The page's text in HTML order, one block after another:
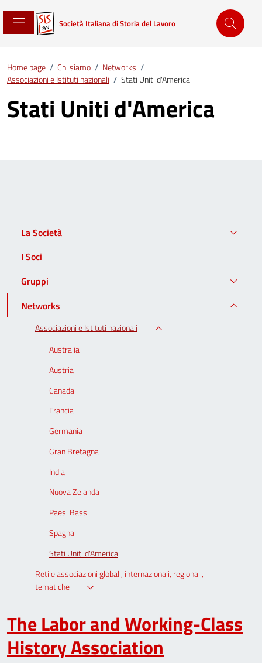
Società Italiana di Storia del Lavoro
Home page / Chi siamo / Networks /
Associazioni e Istituti nazionali / Stati Uniti d'America
Stati Uniti d'America
The Labor and Working-Class
History Association
La Società
I Soci
Gruppi
Networks
Associazioni e Istituti nazionali
Australia
Austria
Canada
Francia
Germania
Gran Bretagna
India
Nuova Zelanda
Paesi Bassi
Spagna
Stati Uniti d'America
Reti e associazioni globali, internazionali, regionali,
tematiche